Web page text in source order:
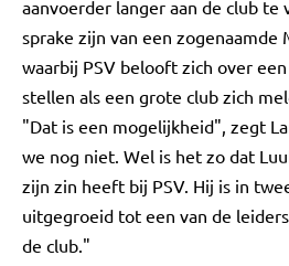
aanvoerder langer aan de club te
sprake zijn van een zogenaamde
waarbij PSV belooft zich over
stellen als een grote club zich
"Dat is een mogelijkheid", zegt
we nog niet. Wel is het zo dat
zijn zin heeft bij PSV. Hij is in
uitgegroeid tot een van de
de club."